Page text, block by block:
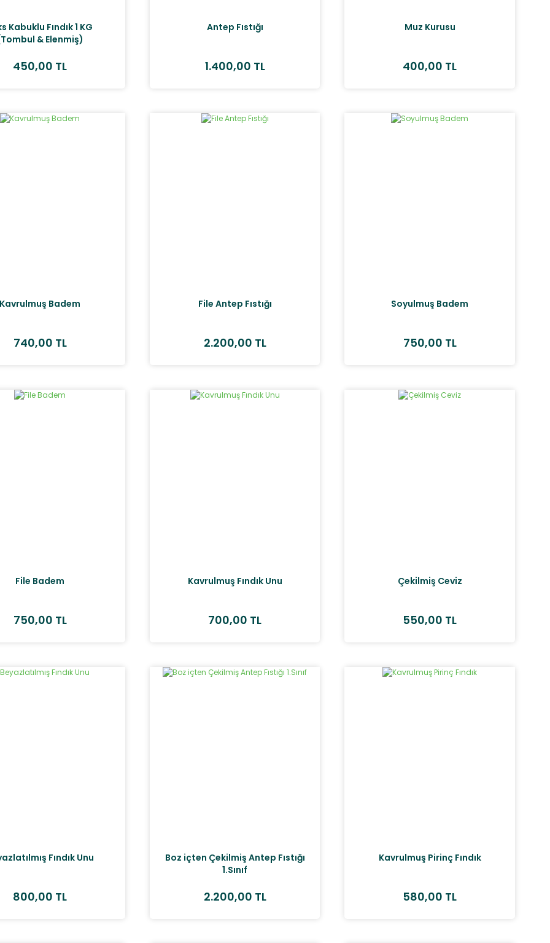
Kabuklu Fındık 1 KG
& Elenmiş)
450,00 TL
Antep Fıstığı
1.400,00 TL
Muz Kurusu
400,00 TL
Kavrulmuş Badem
740,00 TL
File Antep Fıstığı
2.200,00 TL
Soyulmuş Badem
750,00 TL
File Badem
750,00 TL
Kavrulmuş Fındık Unu
700,00 TL
Çekilmiş Ceviz
550,00 TL
Fındık Unu
800,00 TL
Boz içten Çekilmiş Antep Fıstığı
1.Sınıf
2.200,00 TL
Kavrulmuş Pirinç Fındık
580,00 TL